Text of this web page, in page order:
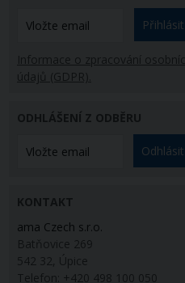
Přihlásit
Informace o zpracování
údajů (GDPR).
ODHLÁŠENÍ Z ODBĚRU
Odhlásit
KONTAKT
ama Czech s.r.o.
Batňovice 269
542 32, Úpice
Telefon: +420 498 100 050